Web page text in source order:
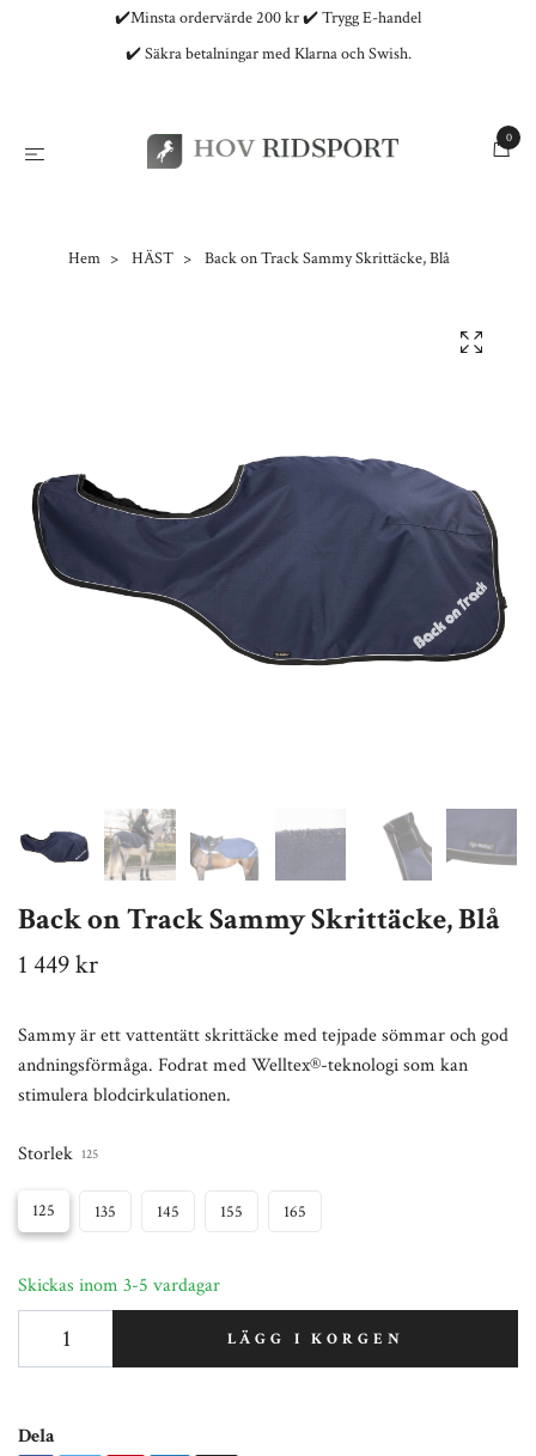
✔️Minsta ordervärde 200 kr ✔️ Trygg E-handel
✔️ Säkra betalningar med Klarna och Swish.
0
Hem HÄST Back on Track Sammy Skrittäcke, Blå
Back on Track Sammy Skrittäcke, Blå
1 449 kr
Sammy är ett vattentätt skrittäcke med tejpade sömmar och god
andningsförmåga. Fodrat med Welltex®-teknologi som kan
stimulera blodcirkulationen.
Storlek 125
125 135 145 155 165
Skickas inom 3-5 vardagar
LÄGG I KORGEN
Dela